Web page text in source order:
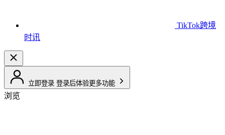
TikTok跨境
时讯
立即登录 登录后体验更多功能
浏览